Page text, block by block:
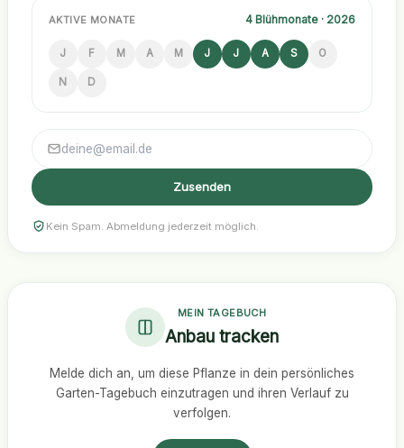
AKTIVE MONATE 4 Blühmonate · 2026
J F M A M J J A S O
N D
Zusenden
Kein Spam. Abmeldung jederzeit möglich.
MEIN TAGEBUCH
Anbau tracken
Melde dich an, um diese Pflanze in dein persönliches
Garten-Tagebuch einzutragen und ihren Verlauf zu
verfolgen.